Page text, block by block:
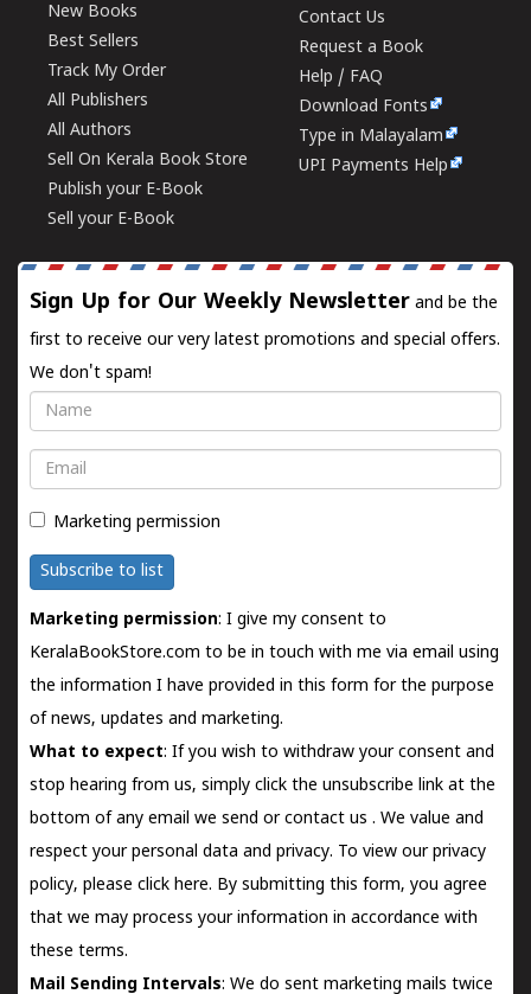
New Books
Best Sellers
Track My Order
All Publishers
All Authors
Sell On Kerala Book Store
Publish your E-Book
Sell your E-Book
Contact Us
Request a Book
Help / FAQ
Download Fonts
Type in Malayalam
UPI Payments Help
Sign Up for Our Weekly Newsletter and be the
first to receive our very latest promotions and special offers.
We don't spam!
Name
Email
Marketing permission
Subscribe to list
Marketing permission: I give my consent to
KeralaBookStore.com to be in touch with me via email using
the information I have provided in this form for the purpose
of news, updates and marketing.
What to expect: If you wish to withdraw your consent and
stop hearing from us, simply click the unsubscribe link at the
bottom of any email we send orcontact us . We value and
respect your personal data and privacy. To view our privacy
policy, please click here. By submitting this form, you agree
that we may process your information in accordance with
these terms.
Mail Sending Intervals: We do sent marketing mails twice